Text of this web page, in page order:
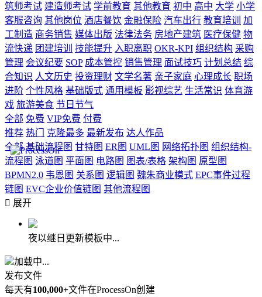
筑师考试 建造师考试 学前教育 其他教育 初中 高中 大学 小学
客服咨询 其他岗位 酒店餐饮 金融保险 汽车出行 教育培训
加
工制造 商务销售 媒体出版 法律法务 房地产建筑 医疗保健 物
流快递 团建培训 技能提升 入职离职 OKR-KPI 组织结构 采购
管理 会议纪要 SOP 成本管控 销售管理 面试技巧 计划总结 综
合知识 人文历史 投资理财 文学名著 亲子家庭 心理成长 职场
进阶 个性风格 基础版式 通用模板 影视综艺 生活常识 体育游
戏 旅游美食 节日节气
全部 免费 VIP免费 付费
推荐 热门 克隆最多 最新发布 达人作品
全部 基础流程图 甘特图 ER图 UML图 网络拓扑图 组织结构-
流程图 泳道图 平面图 电路图 图表/表格 架构图 原型图
BPMN2.0 韦恩图 关系图 逻辑图 魏朱商业模式 EPC事件过程
链图 EVC企业价值链图 其他流程图
 展开
夜以继日更新模板中...
加载中...
发布文件
每天有100,000+文件在ProcessOn创建